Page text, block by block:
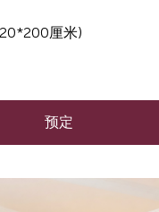
厘米)
预定